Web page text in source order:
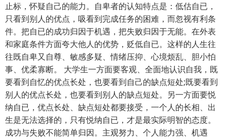
止标，怀疑自己的能力。自卑者的认知特点是：低估自已，
只看到别人的优点，吸看到完成任务的困难，而忽视有利条
件。把自已的成功归因于机遇，把失败归因于无能。在外表
和家庭条件方面夸大他人的优势，贬低自已。这样的人生往
往既自卑又自尊、敏感多疑、情绪压抑、心境烦乱、胆小怕
事、优柔寡断。 大学生一方面要客观、全面地认识自我，既
要看到自忆的优点长处，也要看到自己的缺点短处;既要看到
别人的优点长处，也要看到别人的缺点短处。另一方面要悦
纳自已，优点长处、缺点短处都要接受，一个人的长相、出
生是无法选择的，只有悦纳自已，才是最实际明智的态度。
成功与失败不能简单归因。主观努力、个人能力强、机遇